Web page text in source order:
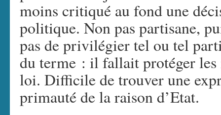
moins critiqué au fond une
politique. Non pas partisane,
pas de privilégier tel ou tel
du terme : il fallait protéger
loi. Difficile de trouver une
primauté de la raison d’Etat.